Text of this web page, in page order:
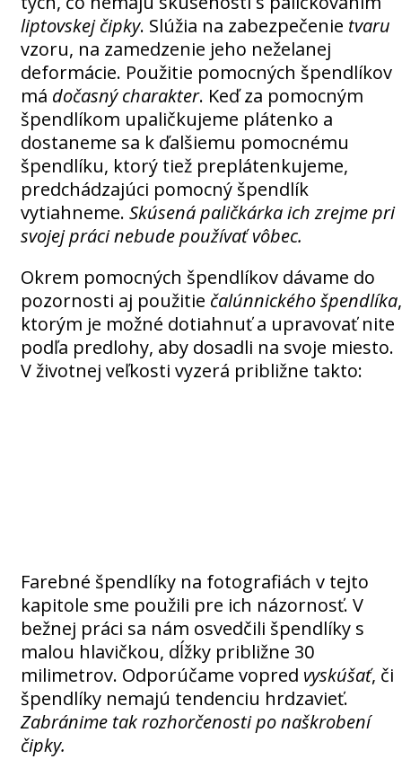
liptovskej čipky. Slúžia na zabezpečenie tvaru
vzoru, na zamedzenie jeho neželanej
deformácie. Použitie pomocných špendlíkov
má dočasný charakter. Keď za pomocným
špendlíkom upaličkujeme plátenko a
dostaneme sa k ďalšiemu pomocnému
špendlíku, ktorý tiež preplátenkujeme,
predchádzajúci pomocný špendlík
vytiahneme. Skúsená paličkárka ich zrejme pri
svojej práci nebude používať vôbec.
Okrem pomocných špendlíkov dávame do
pozornosti aj použitie čalúnnického špendlíka,
ktorým je možné dotiahnuť a upravovať nite
podľa predlohy, aby dosadli na svoje miesto.
V životnej veľkosti vyzerá približne takto:
Farebné špendlíky na fotografiách v tejto
kapitole sme použili pre ich názornosť. V
bežnej práci sa nám osvedčili špendlíky s
malou hlavičkou, dĺžky približne 30
milimetrov. Odporúčame vopred vyskúšať, či
špendlíky nemajú tendenciu hrdzavieť.
Zabránime tak rozhorčenosti po naškrobení
čipky.